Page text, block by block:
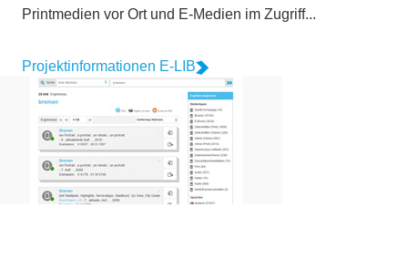
Printmedien vor Ort und E-Medien im Zugriff...
Projektinformationen E-LIB